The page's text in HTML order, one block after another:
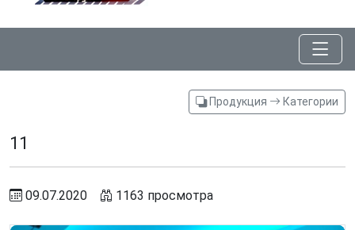
Продукция Категории
11
09.07.2020 1163 просмотра